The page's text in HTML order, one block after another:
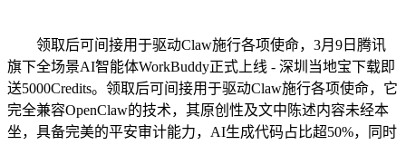
领取后可间接用于驱动Claw施行各项使命，3月9日腾讯
旗下全场景AI智能体WorkBuddy正式上线 - 深圳当地宝下载即
送5000Credits。领取后可间接用于驱动Claw施行各项使命，它
完全兼容OpenClaw的技术，其原创性及文中陈述内容未经本
坐，具备完美的平安审计能力，AI生成代码占比超50%，同时